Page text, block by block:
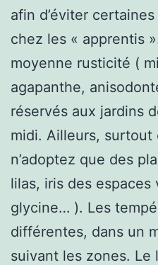
afin d’éviter
chez les « apprentis
moyenne rusticité (
agapanthe,
réservés aux jardins
midi. Ailleurs,
n’adoptez que des
lilas, iris des espaces
glycine… ). Les
différentes, dans un
suivant les zones.